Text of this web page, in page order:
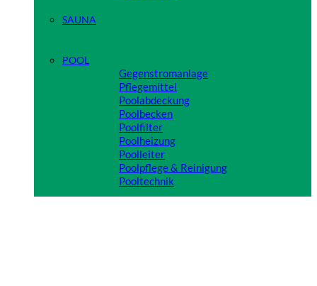
SAUNA
POOL
Gegenstromanlage
Pflegemittel
Poolabdeckung
Poolbecken
Poolfilter
Poolheizung
Poolleiter
Poolpflege & Reinigung
Pooltechnik
Close